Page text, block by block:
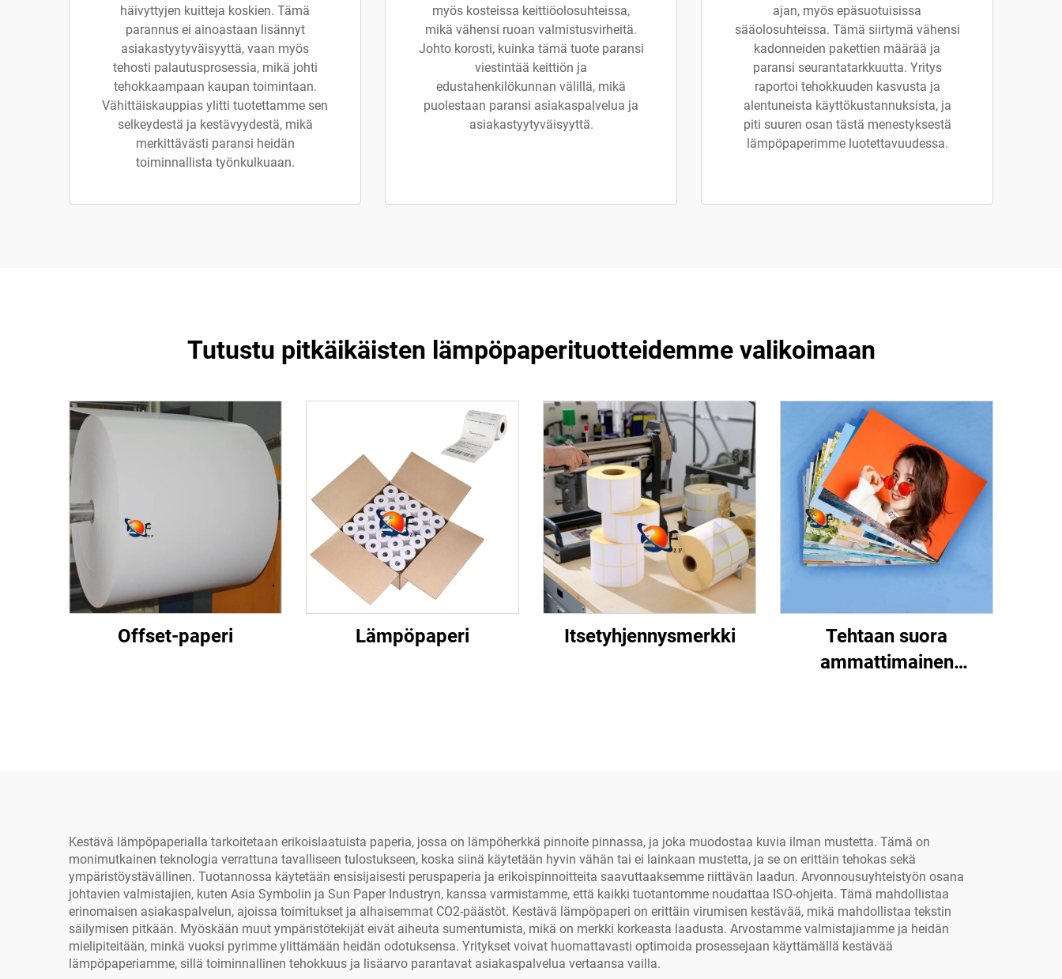
häivyttyjen kuitteja koskien. Tämä
parannus ei ainoastaan lisännyt
asiakastyytyväisyyttä, vaan myös
tehosti palautusprosessia, mikä johti
tehokkaampaan kaupan toimintaan.
Vähittäiskauppias ylitti tuotettamme sen
selkeydestä ja kestävyydestä, mikä
merkittävästi paransi heidän
toiminnallista työnkulkuaan.
myös kosteissa keittiöolosuhteissa,
mikä vähensi ruoan valmistusvirheitä.
Johto korosti, kuinka tämä tuote paransi
viestintää keittiön ja
edustahenkilökunnan välillä, mikä
puolestaan paransi asiakaspalvelua ja
asiakastyytyväisyyttä.
ajan, myös epäsuotuisissa
sääolosuhteissa. Tämä siirtymä vähensi
kadonneiden pakettien määrää ja
paransi seurantatarkkuutta. Yritys
raportoi tehokkuuden kasvusta ja
alentuneista käyttökustannuksista, ja
piti suuren osan tästä menestyksestä
lämpöpaperimme luotettavuudessa.
Tutustu pitkäikäisten lämpöpaperituotteidemme valikoimaan
Offset-paperi Lämpöpaperi Itsetyhjennysmerkki
Tehtaan suora
ammattimainen
Kestävä lämpöpaperialla tarkoitetaan erikoislaatuista paperia, jossa on lämpöherkkä pinnoite pinnassa, ja joka muodostaa kuvia ilman mustetta. Tämä on
monimutkainen teknologia verrattuna tavalliseen tulostukseen, koska siinä käytetään hyvin vähän tai ei lainkaan mustetta, ja se on erittäin tehokas sekä
ympäristöystävällinen. Tuotannossa käytetään ensisijaisesti peruspaperia ja erikoispinnoitteita saavuttaaksemme riittävän laadun. Arvonnousuyhteistyön osana
johtavien valmistajien, kuten Asia Symbolin ja Sun Paper Industryn, kanssa varmistamme, että kaikki tuotantomme noudattaa ISO-ohjeita. Tämä mahdollistaa
erinomaisen asiakaspalvelun, ajoissa toimitukset ja alhaisemmat CO2-päästöt. Kestävä lämpöpaperi on erittäin virumisen kestävää, mikä mahdollistaa tekstin
säilymisen pitkään. Myöskään muut ympäristötekijät eivät aiheuta sumentumista, mikä on merkki korkeasta laadusta. Arvostamme valmistajiamme ja heidän
mielipiteitään, minkä vuoksi pyrimme ylittämään heidän odotuksensa. Yritykset voivat huomattavasti optimoida prosessejaan käyttämällä kestävää
lämpöpaperiamme, sillä toiminnallinen tehokkuus ja lisäarvo parantavat asiakaspalvelua vertaansa vailla.